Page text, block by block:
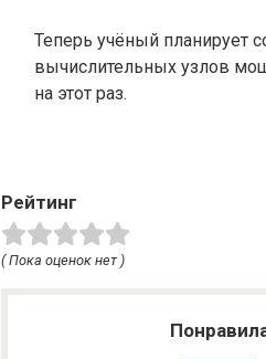
Теперь учёный планирует
вычислительных узлов
на этот раз.
Рейтинг
( Пока оценок нет )